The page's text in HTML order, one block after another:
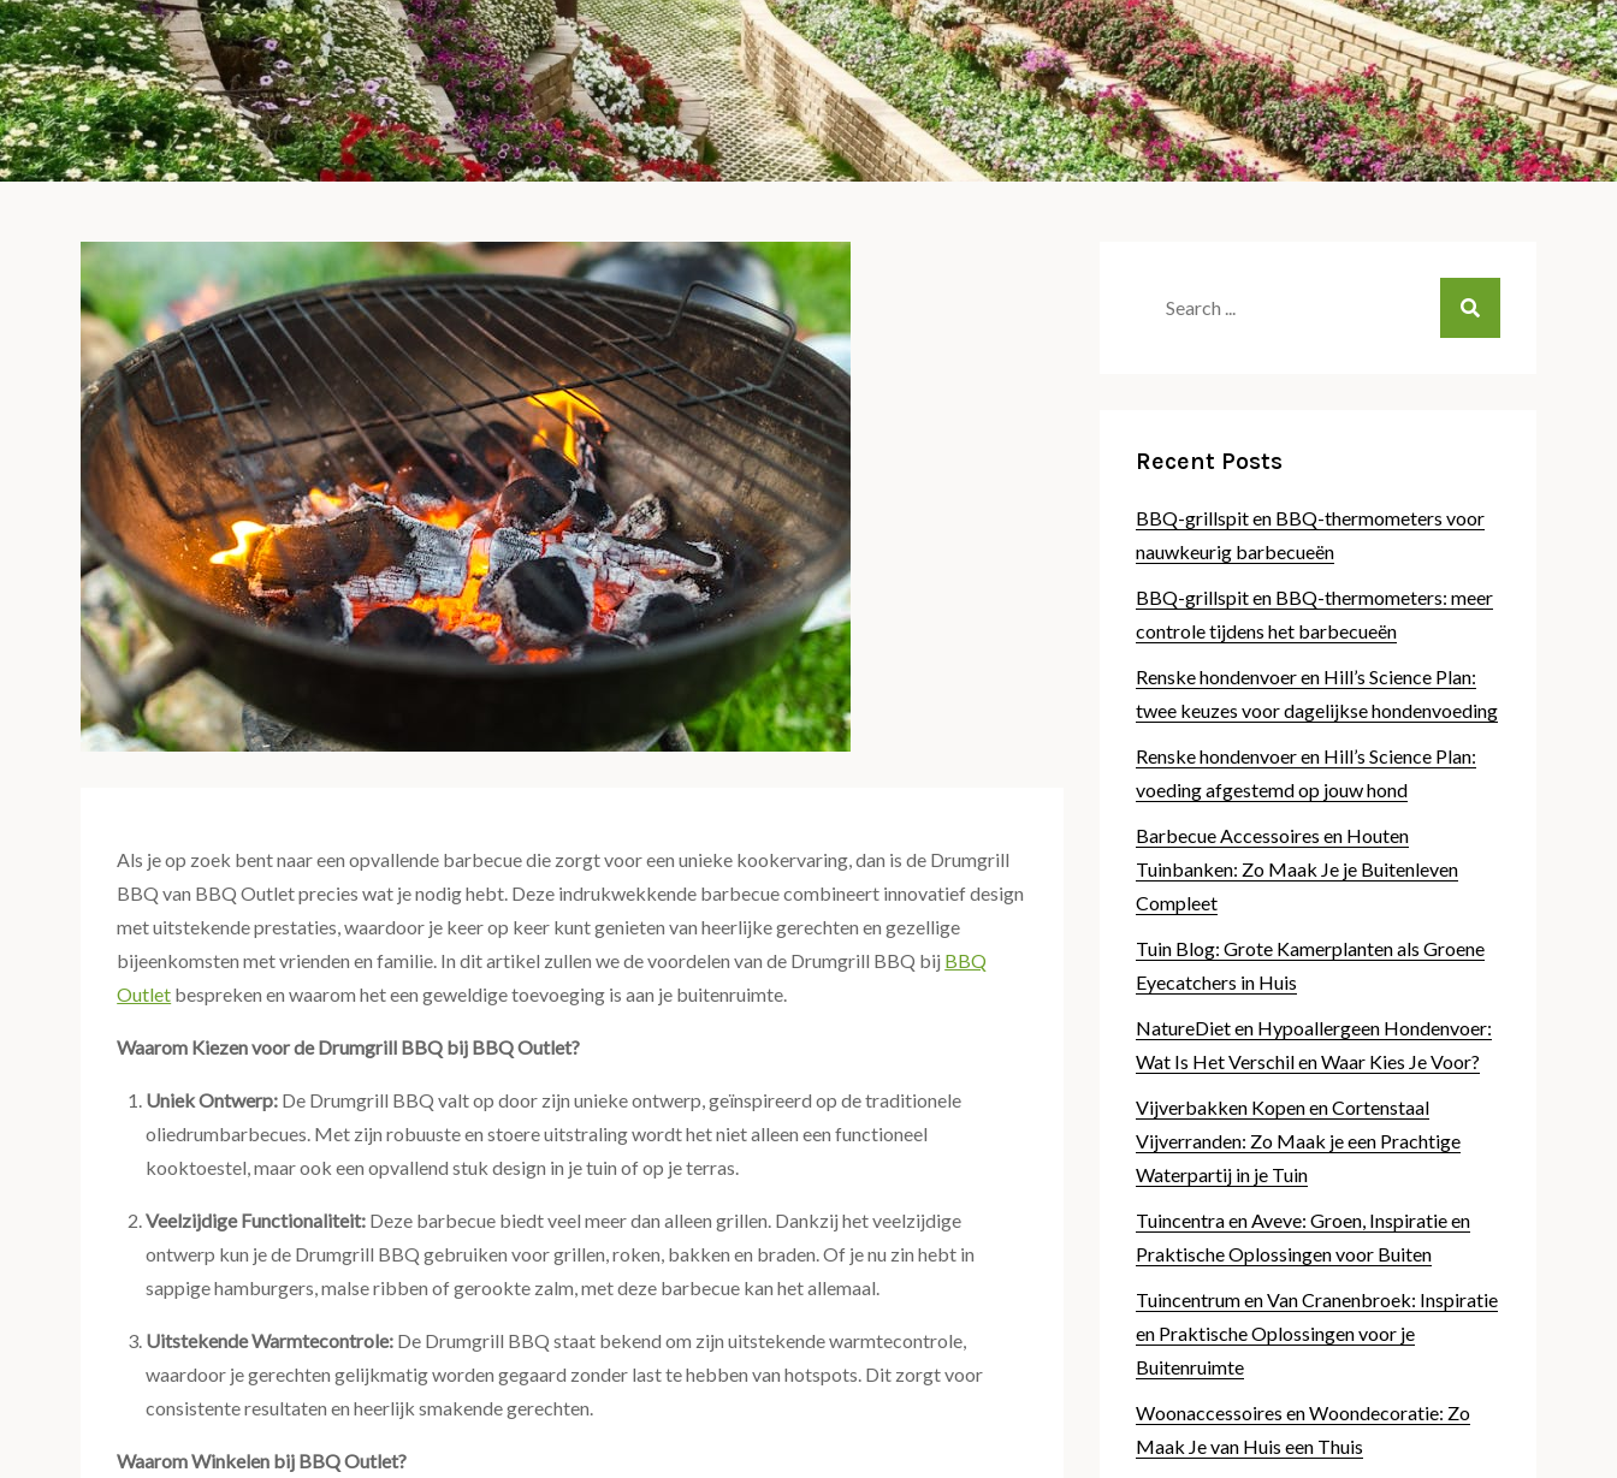
Als je op zoek bent naar een opvallende barbecue die zorgt voor een unieke kookervaring, dan is de Drumgrill
BBQ van BBQ Outlet precies wat je nodig hebt. Deze indrukwekkende barbecue combineert innovatief design
met uitstekende prestaties, waardoor je keer op keer kunt genieten van heerlijke gerechten en gezellige
bijeenkomsten met vrienden en familie. In dit artikel zullen we de voordelen van de Drumgrill BBQ bij BBQ
Outlet bespreken en waarom het een geweldige toevoeging is aan je buitenruimte.
Waarom Kiezen voor de Drumgrill BBQ bij BBQ Outlet?
Uniek Ontwerp: De Drumgrill BBQ valt op door zijn unieke ontwerp, geïnspireerd op de traditionele
oliedrumbarbecues. Met zijn robuuste en stoere uitstraling wordt het niet alleen een functioneel
kooktoestel, maar ook een opvallend stuk design in je tuin of op je terras.
Veelzijdige Functionaliteit: Deze barbecue biedt veel meer dan alleen grillen. Dankzij het veelzijdige
ontwerp kun je de Drumgrill BBQ gebruiken voor grillen, roken, bakken en braden. Of je nu zin hebt in
sappige hamburgers, malse ribben of gerookte zalm, met deze barbecue kan het allemaal.
Uitstekende Warmtecontrole: De Drumgrill BBQ staat bekend om zijn uitstekende warmtecontrole,
waardoor je gerechten gelijkmatig worden gegaard zonder last te hebben van hotspots. Dit zorgt voor
consistente resultaten en heerlijk smakende gerechten.
Waarom Winkelen bij BBQ Outlet?
Recent Posts
BBQ-grillspit en BBQ-thermometers voor
nauwkeurig barbecueën
BBQ-grillspit en BBQ-thermometers: meer
controle tijdens het barbecueën
Renske hondenvoer en Hill’s Science Plan:
twee keuzes voor dagelijkse hondenvoeding
Renske hondenvoer en Hill’s Science Plan:
voeding afgestemd op jouw hond
Barbecue Accessoires en Houten
Tuinbanken: Zo Maak Je je Buitenleven
Compleet
Tuin Blog: Grote Kamerplanten als Groene
Eyecatchers in Huis
NatureDiet en Hypoallergeen Hondenvoer:
Wat Is Het Verschil en Waar Kies Je Voor?
Vijverbakken Kopen en Cortenstaal
Vijverranden: Zo Maak je een Prachtige
Waterpartij in je Tuin
Tuincentra en Aveve: Groen, Inspiratie en
Praktische Oplossingen voor Buiten
Tuincentrum en Van Cranenbroek: Inspiratie
en Praktische Oplossingen voor je
Buitenruimte
Woonaccessoires en Woondecoratie: Zo
Maak Je van Huis een Thuis